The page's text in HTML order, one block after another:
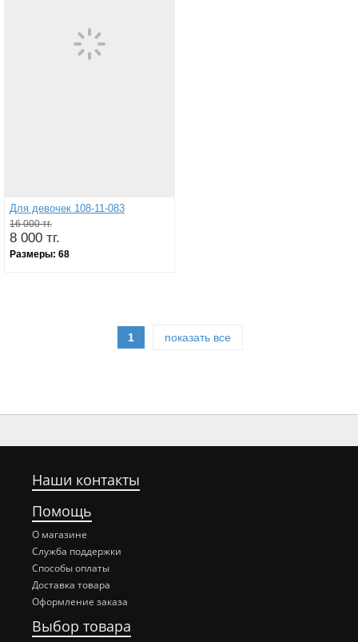
Для девочек 108-11-083
16 000 тг.
8 000 тг.
Размеры: 68
1 показать все
Наши контакты
Помощь
О магазине
Служба поддержки
Способы оплаты
Доставка товара
Оформление заказа
Выбор товара